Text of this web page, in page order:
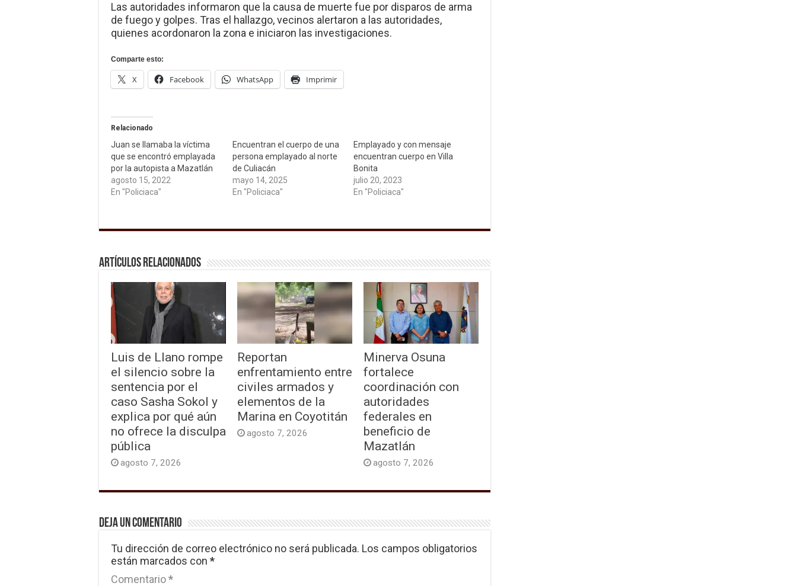
Las autoridades informaron que la causa de muerte fue por disparos de arma
de fuego y golpes. Tras el hallazgo, vecinos alertaron a las autoridades,
quienes acordonaron la zona e iniciaron las investigaciones.
Comparte esto:
X Facebook WhatsApp Imprimir
Relacionado
Juan se llamaba la víctima
que se encontró emplayada
por la autopista a Mazatlán
agosto 15, 2022
En "Policiaca"
Encuentran el cuerpo de una
persona emplayado al norte
de Culiacán
mayo 14, 2025
En "Policiaca"
Emplayado y con mensaje
encuentran cuerpo en Villa
Bonita
julio 20, 2023
En "Policiaca"
Artículos relacionados
Luis de Llano rompe
el silencio sobre la
sentencia por el
caso Sasha Sokol y
explica por qué aún
no ofrece la disculpa
pública
agosto 7, 2026
Reportan
enfrentamiento entre
civiles armados y
elementos de la
Marina en Coyotitán
agosto 7, 2026
Minerva Osuna
fortalece
coordinación con
autoridades
federales en
beneficio de
Mazatlán
agosto 7, 2026
Deja un comentario
Tu dirección de correo electrónico no será publicada. Los campos obligatorios
están marcados con *
Comentario*